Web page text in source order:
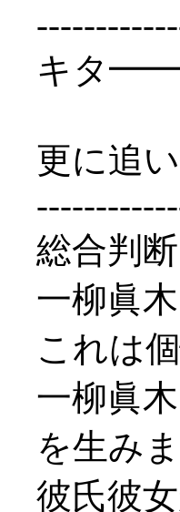
キタ
更に追
総合判断
一柳眞
これは
一柳眞
を生みま
彼氏彼